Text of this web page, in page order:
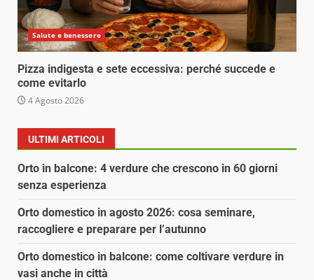
Salute e benessere
Pizza indigesta e sete eccessiva: perché succede e
come evitarlo
4 Agosto 2026
ULTIMI ARTICOLI
Orto in balcone: 4 verdure che crescono in 60 giorni
senza esperienza
Orto domestico in agosto 2026: cosa seminare,
raccogliere e preparare per l’autunno
Orto domestico in balcone: come coltivare verdure in
vasi anche in città